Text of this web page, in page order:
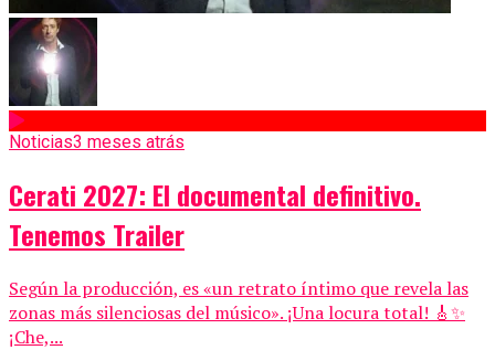
Noticias3 meses atrás
Cerati 2027: El documental definitivo.
Tenemos Trailer
Según la producción, es «un retrato íntimo que revela las
zonas más silenciosas del músico». ¡Una locura total! 🎸✨
¡Che,...